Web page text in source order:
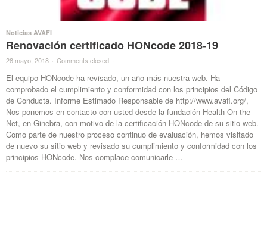
Noticias AVAFI
Renovación certificado HONcode 2018-19
28 mayo, 2018 · Comments closed ·
El equipo HONcode ha revisado, un año más nuestra web. Ha
comprobado el cumplimiento y conformidad con los principios del Código
de Conducta. Informe Estimado Responsable de http://www.avafi.org/,
Nos ponemos en contacto con usted desde la fundación Health On the
Net, en Ginebra, con motivo de la certificación HONcode de su sitio web.
Como parte de nuestro proceso continuo de evaluación, hemos visitado
de nuevo su sitio web y revisado su cumplimiento y conformidad con los
principios HONcode. Nos complace comunicarle …